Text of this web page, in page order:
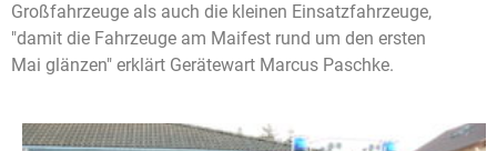
Großfahrzeuge als auch die kleinen Einsatzfahrzeuge,
"damit die Fahrzeuge am Maifest rund um den ersten
Mai glänzen" erklärt Gerätewart Marcus Paschke.